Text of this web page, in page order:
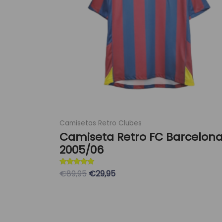
Camisetas Retro Clubes
Camiseta Retro FC Barcelona
2005/06
Valorado con
5
€89,95 €29,95
opciones
pueden
elegir
página